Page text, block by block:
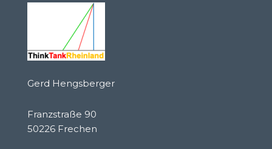
Gerd Hengsberger
Franzstraße 90
50226 Frechen